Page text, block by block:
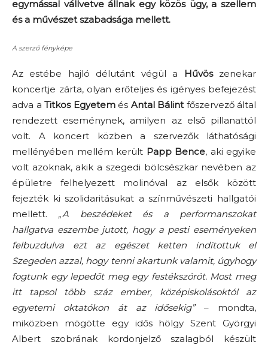
egymással vállvetve állnak egy közös ügy, a szellem
és a művészet szabadsága mellett.
A szerző fényképe
Az estébe hajló délutánt végül a Hűvöszenekar
koncertje zárta, olyan erőteljes és igényes befejezést
adva a Titkos Egyetemés Antal Bálintfőszervező által
rendezett eseménynek, amilyen az első pillanattól
volt. A koncert közben a szervezők láthatósági
mellényében mellém került Papp Bence, aki egyike
volt azoknak, akik a szegedi bölcsészkar nevében az
épületre felhelyezett molinóval az elsők között
fejezték ki szolidaritásukat a színművészeti hallgatói
mellett. „A beszédeket és a performanszokat
hallgatva eszembe jutott, hogy a pesti eseményeken
felbuzdulva ezt az egészet ketten indítottuk el
Szegeden azzal, hogy tenni akartunk valamit, úgyhogy
fogtunk egy lepedőt meg egy festékszórót. Most meg
itt tapsol több száz ember, középiskolásoktól az
egyetemi oktatókon át az idősekig”– mondta,
miközben mögötte egy idős hölgy Szent Györgyi
Albert szobrának kordonjelző szalagból készült